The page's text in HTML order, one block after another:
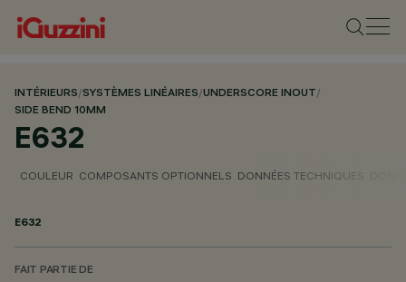
INTÉRIEURS/SYSTÈMES LINÉAIRES/UNDERSCORE INOUT/
SIDE BEND 10MM
E632
COULEUR COMPOSANTS OPTIONNELS DONNÉES TECHNIQUES
E632
FAIT PARTIE DE